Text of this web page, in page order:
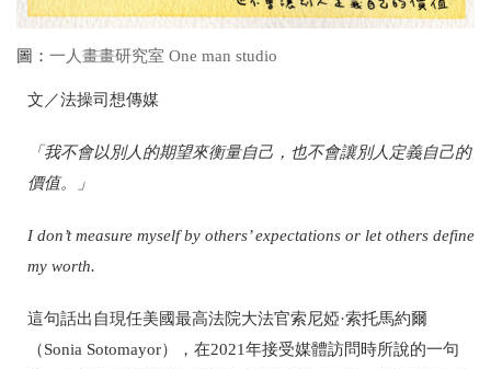
圖： 一人畫畫研究室 One man studio
文／法操司想傳媒
「我不會以別人的期望來衡量自己，也不會讓別人定義自己的
價值。」
I don’t measure myself by others’ expectations or let others define
my worth.
這句話出自現任美國最高法院大法官索尼婭·索托馬約爾
（Sonia Sotomayor）， 在2021年接受媒體訪問時所說的一句